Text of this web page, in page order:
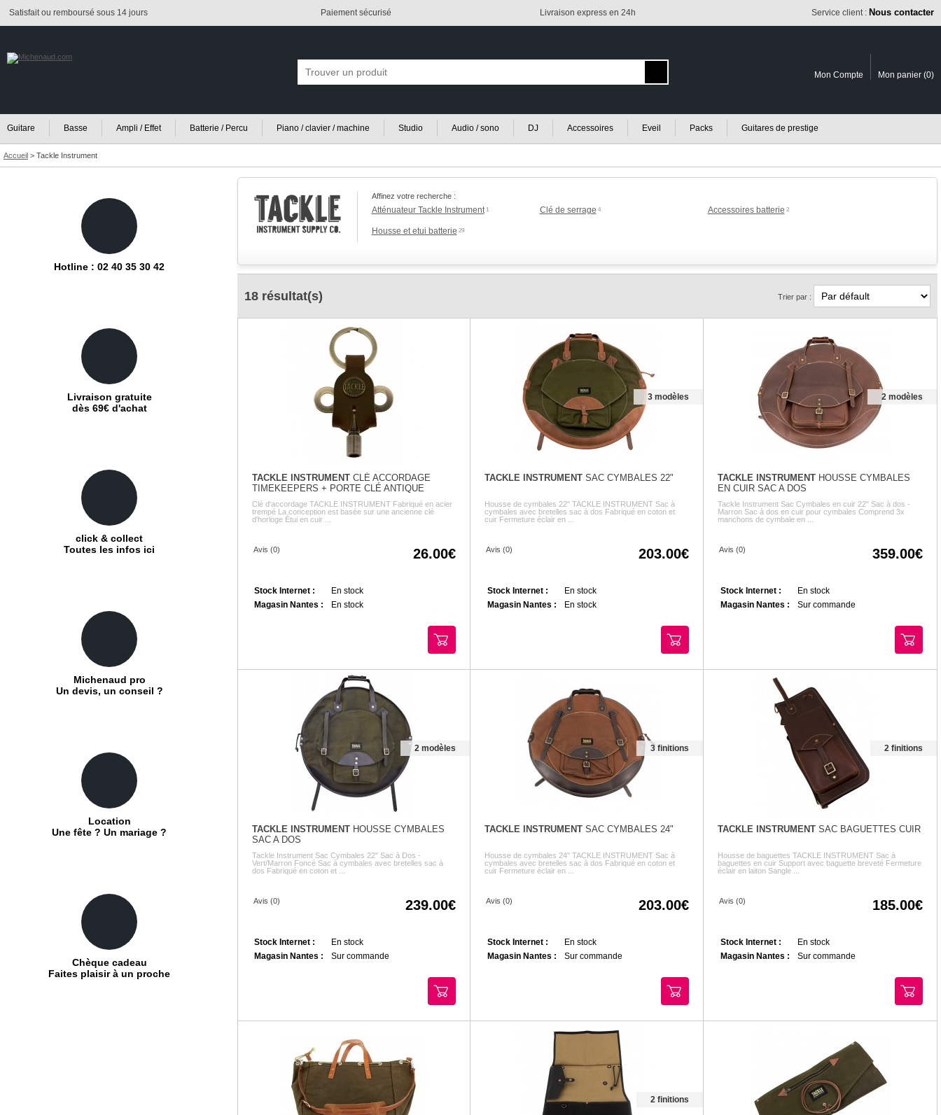
Satisfait ou remboursé sous 14 jours Paiement sécurisé Livraison express en 24h Service client : Nous contacter
Mon Compte Mon panier (0)
Guitare Basse Ampli / Effet Batterie / Percu Piano / clavier / machine Studio Audio / sono DJ Accessoires Eveil Packs Guitares de prestige
Accueil > Tackle Instrument
Affinez votre recherche :
Atténuateur Tackle Instrument1 Clé de serrage 4 Accessoires batterie 2
Housse et etui batterie 29
18 résultat(s) Trier par :
TACKLE INSTRUMENTCLÉ ACCORDAGE
TIMEKEEPERS + PORTE CLÉ ANTIQUE
BRASS
Clé d'accordage TACKLE INSTRUMENT Fabriqué en acier
trempé La conception est basée sur une ancienne clé
d'horloge Étui en cuir ...
Avis (0) 26.00
Stock Internet :
En stock
Magasin Nantes :
En stock
3 modèles
TACKLE INSTRUMENTSAC CYMBALES 22"
Housse de cymbales 22" TACKLE INSTRUMENT Sac à
cymbales avec bretelles sac à dos Fabriqué en coton et
cuir Fermeture éclair en ...
Avis (0) 203.00
Stock Internet :
En stock
Magasin Nantes :
En stock
2 modèles
TACKLE INSTRUMENT HOUSSE CYMBALES
EN CUIR SAC A DOS
Tackle Instrument Sac Cymbales en cuir 22" Sac à dos -
Marron Sac à dos en cuir pour cymbales Comprend 3x
manchons de cymbale en ...
Avis (0) 359.00
Stock Internet :
En stock
Magasin Nantes :
Sur commande
2 modèles
TACKLE INSTRUMENTHOUSSE CYMBALES
SAC A DOS
Tackle Instrument Sac Cymbales 22" Sac à Dos -
Vert/Marron Foncé Sac à cymbales avec bretelles sac à
dos Fabriqué en coton et ...
Avis (0) 239.00
Stock Internet :
En stock
Magasin Nantes :
Sur commande
3 finitions
TACKLE INSTRUMENTSAC CYMBALES 24"
Housse de cymbales 24" TACKLE INSTRUMENT Sac à
cymbales avec bretelles sac à dos Fabriqué en coton et
cuir Fermeture éclair en ...
Avis (0) 203.00
Stock Internet :
En stock
Magasin Nantes :
Sur commande
2 finitions
TACKLE INSTRUMENT SAC BAGUETTES CUIR
Housse de baguettes TACKLE INSTRUMENT Sac à
baguettes en cuir Support avec baguette breveté Fermeture
éclair en laiton Sangle ...
Avis (0) 185.00
Stock Internet :
En stock
Magasin Nantes :
Sur commande
2 finitions
Hotline : 02 40 35 30 42
Livraison gratuite
dès 69€ d'achat
click & collect
Toutes les infos ici
Michenaud pro
Un devis, un conseil ?
Location
Une fête ? Un mariage ?
Chèque cadeau
Faites plaisir à un proche